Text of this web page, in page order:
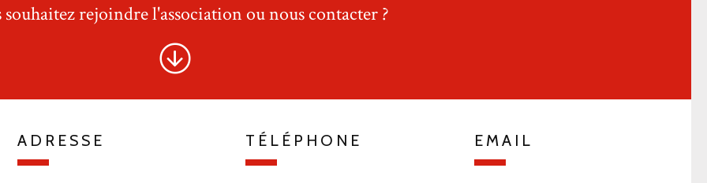
souhaitez rejoindre l'association ou nous contacter ?
ADRESSE TÉLÉPHONE EMAIL